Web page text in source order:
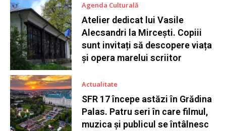
Agenda Culturală
Atelier dedicat lui Vasile
Alecsandri la Mircești. Copiii
sunt invitați să descopere viața
și opera marelui scriitor
Actualitate
SFR 17 începe astăzi în Grădina
Palas. Patru seri în care filmul,
muzica și publicul se întâlnesc